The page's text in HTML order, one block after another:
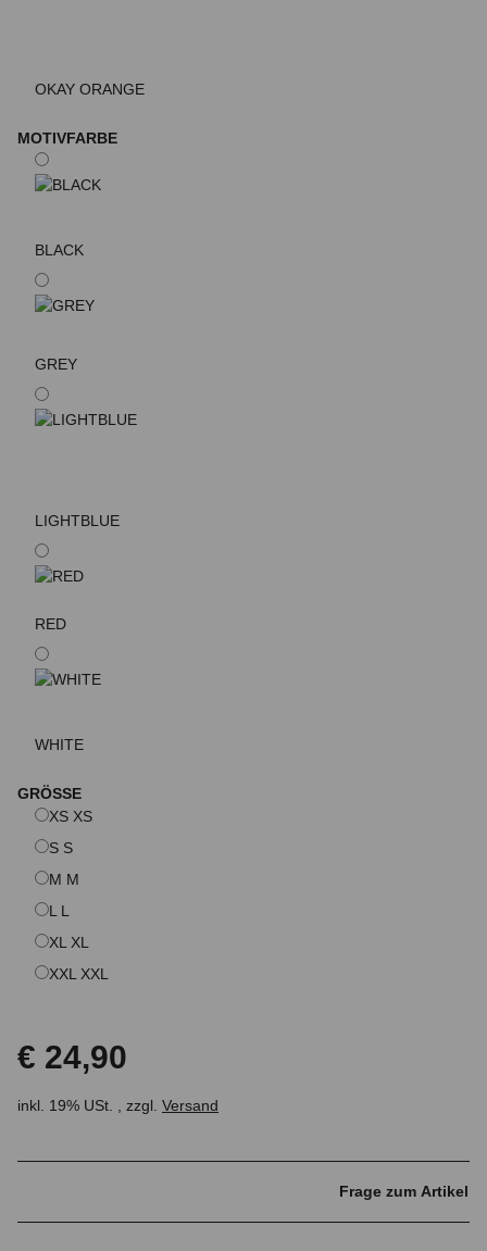
OKAY ORANGE
MOTIVFARBE
BLACK
GREY
LIGHTBLUE
RED
WHITE
GRÖSSE
XS XS
S S
M M
L L
XL XL
XXL XXL
€ 24,90
inkl. 19% USt. , zzgl. Versand
Frage zum Artikel